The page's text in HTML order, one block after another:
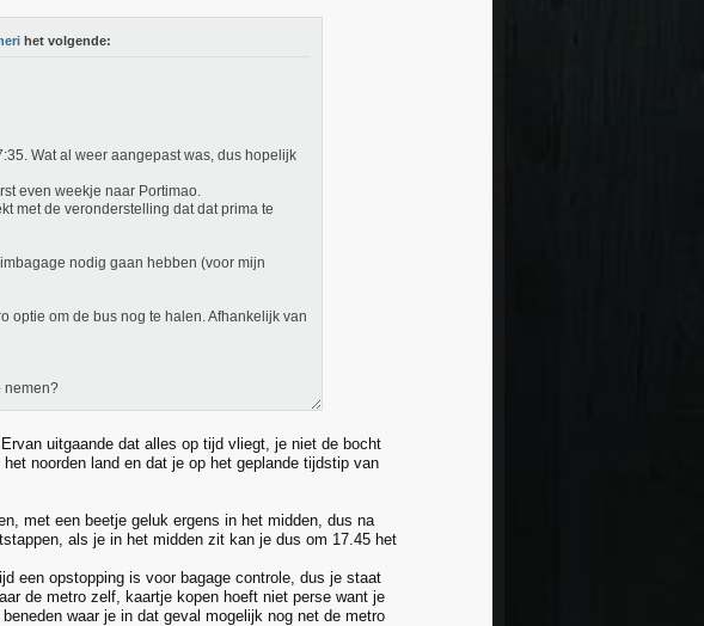
het volgende:
Wat al weer aangepast was, dus hopelijk
even weekje naar Portimao.
met de veronderstelling dat dat prima te
nodig gaan hebben (voor mijn
optie om de bus nog te halen. Afhankelijk van
nemen?
uitgaande dat alles op tijd vliegt, je niet de bocht
noorden land en dat je op het geplande tijdstip van
met een beetje geluk ergens in het midden, dus na
als je in het midden zit kan je dus om 17.45 het
een opstopping is voor bagage controle, dus je staat
de metro zelf, kaartje kopen hoeft niet perse want je
waar je in dat geval mogelijk nog net de metro